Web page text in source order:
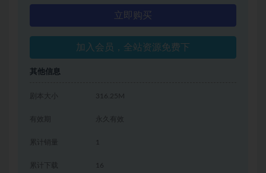
立即购买
加入会员，全站资源免费下
其他信息
剧本大小 316.25M
有效期 永久有效
累计销量 1
累计下载 16